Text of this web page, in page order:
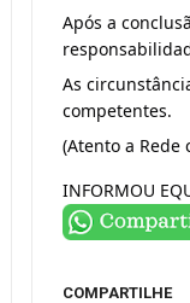
Após a
As
competentes.
(Atento a Rede
INFORMOU
COMPARTILHE